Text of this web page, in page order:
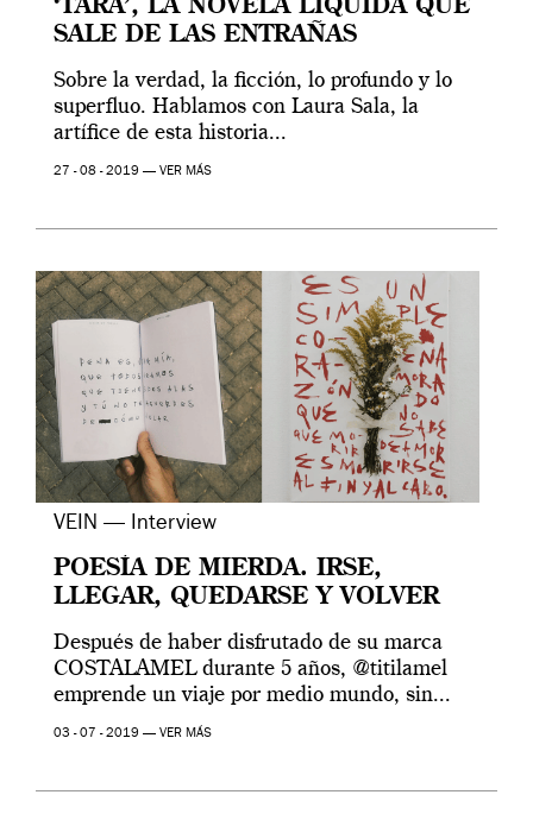
‘TARA’, LA NOVELA LÍQUIDA QUE
SALE DE LAS ENTRAÑAS
Sobre la verdad, la ficción, lo profundo y lo
superfluo. Hablamos con Laura Sala, la
artífice de esta historia...
27 - 08 - 2019 — VER MÁS
VEIN — Interview
POESÍA DE MIERDA. IRSE,
LLEGAR, QUEDARSE Y VOLVER
Después de haber disfrutado de su marca
COSTALAMEL durante 5 años, @titilamel
emprende un viaje por medio mundo, sin...
03 - 07 - 2019 — VER MÁS